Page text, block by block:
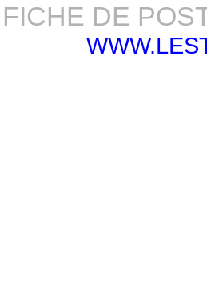
FICHE DE